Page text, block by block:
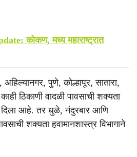
कोकण, मध्य महाराष्ट्रात
अहिल्यानगर, पुणे, कोल्हापूर, सातारा,
ठिकाणी वादळी पावसाची शक्यता
आहे. तर धुळे, नंदुरबार आणि
शक्यता हवामानशास्त्र विभागाने